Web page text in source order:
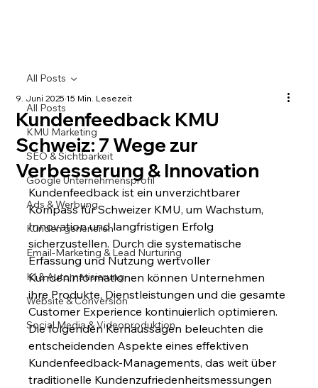
All Posts
KMU Marketing
SEO & Sichtbarkeit
Google Unternehmensprofil
Ads & Werbung
Kunden generieren
Email-Marketing & Lead Nurturing
KI & Automatisierung
Website & Conversion
Social Media & Videoproduktion
All Posts
Kundenfeedback KMU
Schweiz: 7 Wege zur
Verbesserung & Innovation
9. Juni 202515 Min. Lesezeit
Kundenfeedback ist ein unverzichtbarer
Kompass für Schweizer KMU, um Wachstum,
Innovation und langfristigen Erfolg
sicherzustellen. Durch die systematische
Erfassung und Nutzung wertvoller
Kundeninformationen können Unternehmen
ihre Produkte, Dienstleistungen und die gesamte
Customer Experience kontinuierlich optimieren.
Die folgenden Kernaussagen beleuchten die
entscheidenden Aspekte eines effektiven
Kundenfeedback-Managements, das weit über
traditionelle Kundenzufriedenheitsmessungen